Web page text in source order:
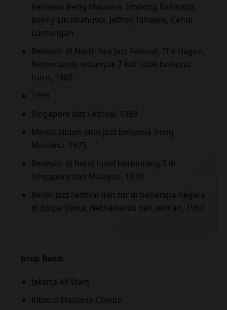
bersama Ireng Maulana, Embong Rahardjo,
Benny Likumahuwa, Jeffrey Tahalele, Cendi
Luntungan
Bermain di North Sea Jazz Festival, The Hague,
Netherlands sebanyak 7 kali tidak berturut-
turut, 1985
1996
Singapore Jazz Festival, 1983
Merilis album latin jazz bersama Ireng
Maulana, 1975
Bermain di hotel-hotel berbintang 5 di
Singapore dan Malaysia, 1970
Berlin Jazz Festival dan tur di beberapa negara
di Eropa Timur, Netherlands dan Jerman, 1967
Grup Band:
Jakarta All Stars
Kiboud Maulana Combo